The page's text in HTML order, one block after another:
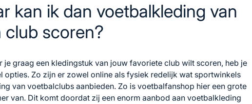
kan ik dan voetbalkleding van
club scoren?
je graag een kledingstuk van jouw favoriete club wilt scoren, heb je
opties. Zo zijn er zowel online als fysiek redelijk wat sportwinkels
van voetbalclubs aanbieden. Zo isvoetbalfanshop hier een grote
van. Dit komt doordat zij een enorm aanbod aan voetbalkleding